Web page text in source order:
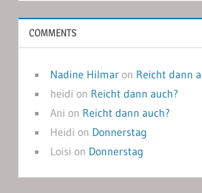
COMMENTS
Nadine Hilmaron Reicht dann
heidi on Reicht dann auch?
Ani on Reicht dann auch?
Heidi on Donnerstag
Loisi on Donnerstag